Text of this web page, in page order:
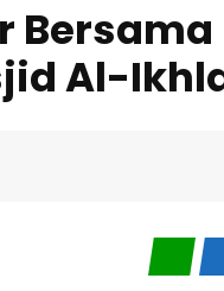
Bersama
Al-